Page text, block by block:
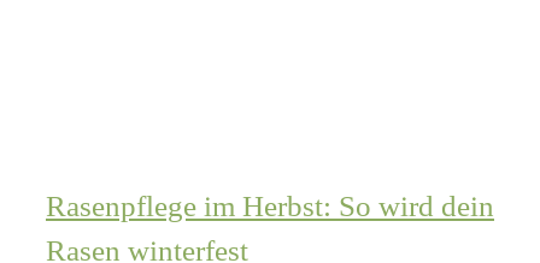
Rasenpflege im Herbst: So wird dein
Rasen winterfest